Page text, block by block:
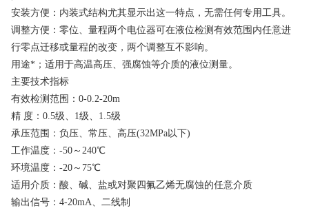
安装方便：内装式结构尤其显示出这一特点，无需任何专用工具。
调整方便：零位、量程两个电位器可在液位检测有效范围内任意进
行零点迁移或量程的改变，两个调整互不影响。
用途*；适用于高温高压、强腐蚀等介质的液位测量。
主要技术指标
有效检测范围：0-0.2-20m
精 度：0.5级、1级、1.5级
承压范围：负压、常压、高压(32MPa以下)
工作温度：-50～240℃
环境温度：-20～75℃
适用介质：酸、碱、盐或对聚四氟乙烯无腐蚀的任意介质
输出信号：4-20mA、二线制